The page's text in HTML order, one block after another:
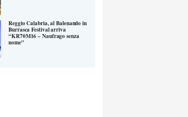
Reggio Calabria, al Balenando in
Burrasca Festival arriva
“KR70M16 – Naufrago senza
nome”